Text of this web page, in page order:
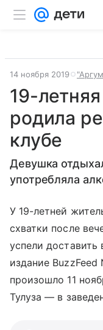
14 ноября 2019
19-
родила
клубе
Девушка
употребляла
У 19-летней
схватки после
успели
издание BuzzFeed
произошло 11
Тулуза — в